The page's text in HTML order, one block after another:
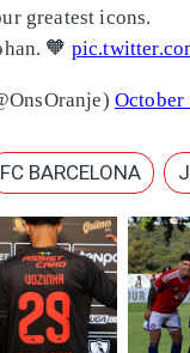
greatest icons.
🧡
October
FC BARCELONA